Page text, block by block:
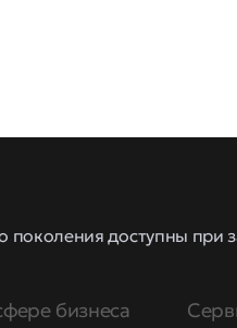
поколения доступны при
бизнеса